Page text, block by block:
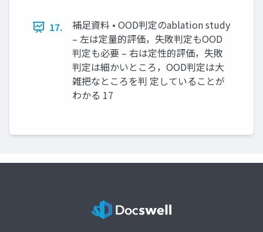
17.
補⾜資料 • OOD判定のablation study
– 左は定量的評価，失敗判定もOOD
判定も必要 – 右は定性的評価，失敗
判定は細かいところ，OOD判定は⼤
雑把なところを判 定していることが
わかる 17